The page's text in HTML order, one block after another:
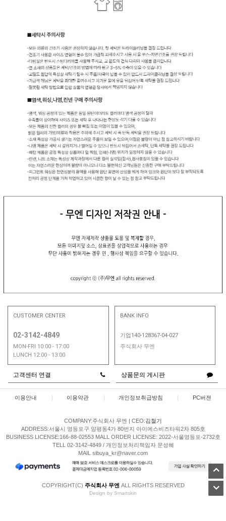
CUSTOMER CENTER
02-3142-4849
MON-FRI 10:00 - 17:00
LUNCH 12:00 - 13:00
BANK INFO
기업140-128367-04-027
주식회사 무엔
고객센터 연결 상품문의 게시판
이용안내 | 이용약관 | 개인정보취급방침 | PC버젼
COMPANY:주식회사 무엔 | CEO:김철기
ADDRESS:서울시 영등포구 양평동4가 80번지 아이에스비즈타워2차 805호
BUSINESS LICENSE:166-88-02553 MALL ORDER LICENSE: 2022-서울영등포-2732호
TELL 02-3142-4849 / 개인정보처리책임자 문성혜
MAIL sibuya_kr@naver.com
COPYRIGHT(C) 주식회사 무엔 ALL RIGHTS RESERVED